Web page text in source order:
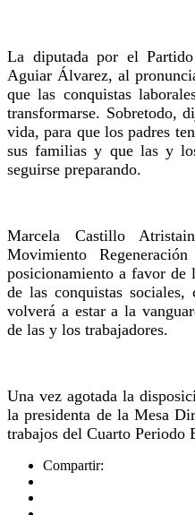
La diputada por el
Aguiar Álvarez, al
que las conquistas
transformarse. Sobretodo,
vida, para que los padres
sus familias y que las y
seguirse preparando.
Marcela Castillo
Movimiento
posicionamiento a favor de
de las conquistas
volverá a estar a la
de las y los trabajadores.
Una vez agotada la
la presidenta de la Mesa
trabajos del Cuarto Periodo
Compartir: